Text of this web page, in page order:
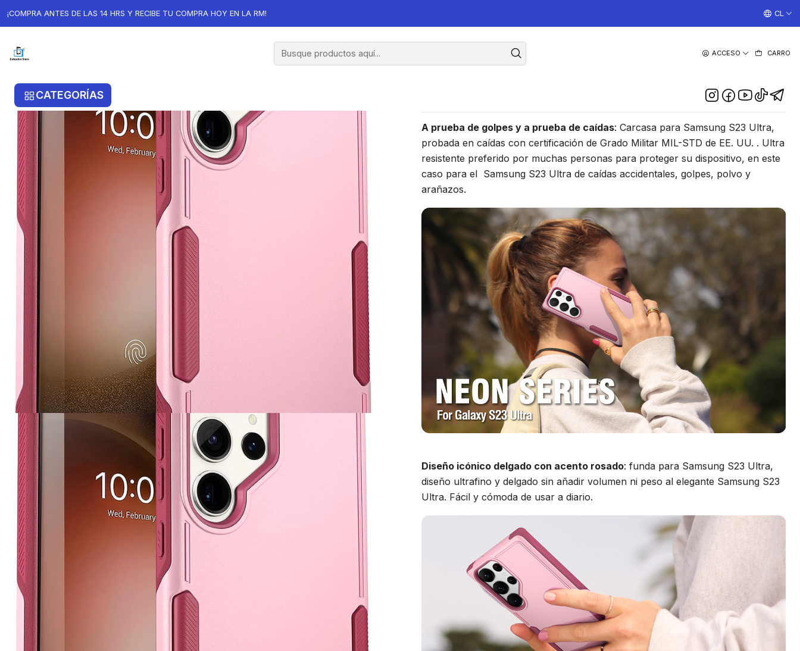
ACCESO CARRO
CATEGORÍAS
¡COMPRA ANTES DE LAS 14 HRS Y RECIBE TU COMPRA HOY EN LA RM! ¡TRABAJAMOS TODOS LOS DIAS CON ENVIOS A TODO
CL
Inicio Samsung Samsung S23 Ultra Carcasa Poetic Neon Para Samsung S23 Ultra - Rosado
Carcasa Poetic Neon Para Samsung
A prueba de golpes y a prueba de caídas: Carcasa para Samsung S23 Ultra,
probada en caídas con certificación de Grado Militar MIL-STD de EE. UU. . Ultra
resistente preferido por muchas personas para proteger su dispositivo, en este
caso para el Samsung S23 Ultra de caídas accidentales, golpes, polvo y
arañazos.
Diseño icónico delgado con acento rosado: funda para Samsung S23 Ultra,
diseño ultrafino y delgado sin añadir volumen ni peso al elegante Samsung S23
Ultra. Fácil y cómoda de usar a diario.